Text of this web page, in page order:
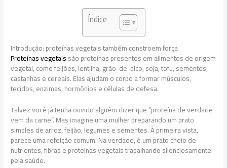
Índice
Introdução: proteínas vegetais também constroem força
Proteínas vegetaissão proteínas presentes em alimentos de origem
vegetal, como feijões, lentilha, grão-de-bico, soja, tofu, sementes,
castanhas e cereais. Elas ajudam o corpo a formar músculos,
tecidos, enzimas, hormônios e células de defesa.
Talvez você já tenha ouvido alguém dizer que “proteína de verdade
vem da carne”. Mas imagine uma mulher preparando um prato
simples de arroz, feijão, legumes e sementes. À primeira vista,
parece uma refeição comum. Na verdade, é um prato cheio de
nutrientes, fibras e proteínas vegetais trabalhando silenciosamente
pela saúde.